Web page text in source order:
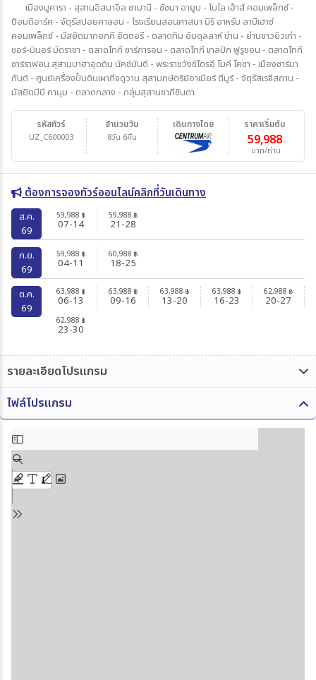
เมืองบูคารา - สุสานอิสมาอิล ซามานี - ชัชมา อายูบ - โบโล เฮ้าส์ คอมเพล็กซ์ -
ป้อมดิอาร์ค - จัตุรัสปอยคาลอน - โรงเรียนสอนศาสนา มิริ อาหรับ ลาบีเฮาซ์
คอมเพล็กซ์ - มัสยิดมากอกกี อัตตอรี - ตลาดทิม อับดุลลาห์ ข่าน - ย่านชาวยิวเก่า -
ชอร์-มินอร์ มัดราซา - ตลาดโทกี ซาร์การอน - ตลาดโทกี เทลปัก ฟูรูชอน - ตลาดโทกี
ซาร์ราฟอน สุสานบาฮาอุดดิน นัคช์บันดี - พระราชวังซิโตรอี โมคี โคซา - เมืองซาร์มา
กันต์ - ศูนย์เครื่องปั้นดินเผากีจดูวาน สุสานกษัตริย์อาเมียร์ ตีมูร์ - จัตุรัสเรจีสถาน -
มัสยิดบีบี คานุม - ตลาดกลาง - กลุ่มสุสานชากีซินดา
รหัสทัวร์
UZ_C600003
จำนวนวัน
8วัน 6คืน
ราคาเริ่มต้น
59,988
บาท/ท่าน
เดินทางโดย
ต้องการจองทัวร์ออนไลน์คลิกที่วันเดินทาง
ส.ค.
69
59,988 ฿
07-14
59,988 ฿
21-28
ก.ย.
69
59,988 ฿
04-11
60,988 ฿
18-25
ต.ค.
69
63,988 ฿
06-13
63,988 ฿
09-16
63,988 ฿
13-20
63,988 ฿
16-23
62,988 ฿
20-27
62,988 ฿
23-30
รายละเอียดโปรแกรม
ไฟล์โปรแกรม